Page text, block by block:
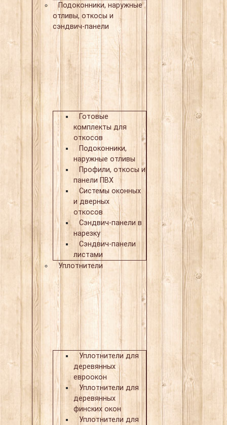
Подоконники, наружные
отливы, откосы и
сэндвич-панели
Готовые
комплекты для
откосов
Подоконники,
наружные отливы
Профили, откосы и
панели ПВХ
Системы оконных
и дверных
откосов
Сэндвич-панели в
нарезку
Сэндвич-панели
листами
Уплотнители
Уплотнители для
деревянных
евроокон
Уплотнители для
деревянных
финских окон
Уплотнители для